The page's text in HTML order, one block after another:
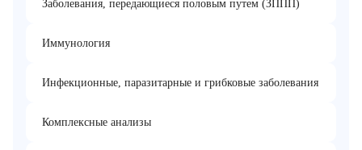
Заболевания, передающиеся половым путем (ЗППП)
Иммунология
Инфекционные, паразитарные и грибковые заболевания
Комплексные анализы